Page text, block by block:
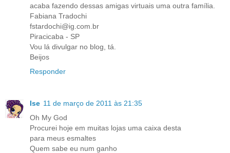
acaba fazendo dessas amigas virtuais uma outra família.
Fabiana Tradochi
fstardochi@ig.com.br
Piracicaba - SP
Vou lá divulgar no blog, tá.
Beijos
Responder
Ise 11 de março de 2011 às 21:35
Oh My God
Procurei hoje em muitas lojas uma caixa desta
para meus esmaltes
Quem sabe eu num ganho